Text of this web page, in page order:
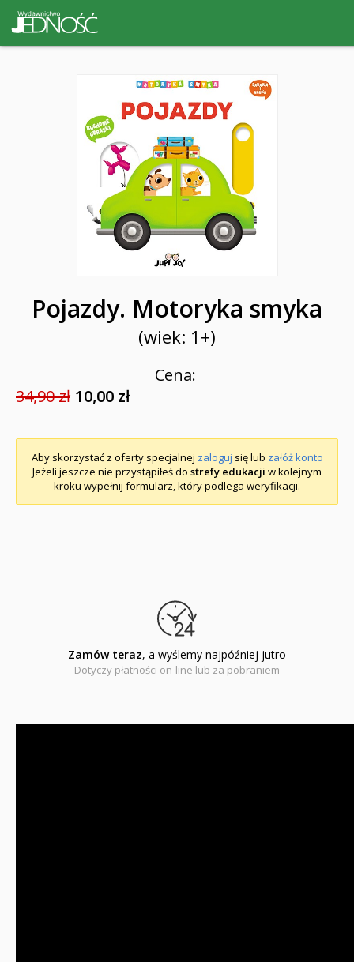
Pojazdy. Motoryka smyka
(wiek: 1+)
Cena:
34,90 zł 10,00 zł
Aby skorzystać z oferty specjalnej zaloguj się lub załóż konto
Jeżeli jeszcze nie przystąpiłeś do strefy edukacji w kolejnym
kroku wypełnij formularz, który podlega weryfikacji.
Zamów teraz, a wyślemy najpóźniej jutro
Dotyczy płatności on-line lub za pobraniem